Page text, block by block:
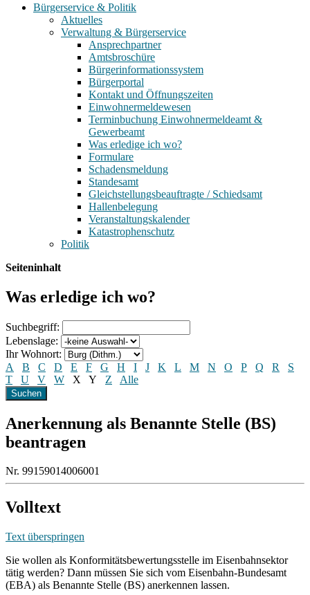
Bürgerservice & Politik
Aktuelles
Verwaltung & Bürgerservice
Ansprechpartner
Amtsbroschüre
Bürgerinformationssystem
Bürgerportal
Kontakt und Öffnungszeiten
Einwohnermeldewesen
Terminbuchung Einwohnermeldeamt &
Gewerbeamt
Was erledige ich wo?
Formulare
Schadensmeldung
Standesamt
Gleichstellungsbeauftragte / Schiedsamt
Hallenbelegung
Veranstaltungskalender
Katastrophenschutz
Politik
Seiteninhalt
Was erledige ich wo?
Suchbegriff:
Lebenslage:
Ihr Wohnort:
A
B C D E F G H I J K L M N O P Q R
S
T
U V W X Y Z Alle
Anerkennung als Benannte Stelle (BS)
beantragen
Nr. 99159014006001
Volltext
Text überspringen
Sie wollen als Konformitätsbewertungsstelle im Eisenbahnsektor
tätig werden? Dann müssen Sie sich vom Eisenbahn-Bundesamt
(EBA) als Benannte Stelle (BS) anerkennen lassen.